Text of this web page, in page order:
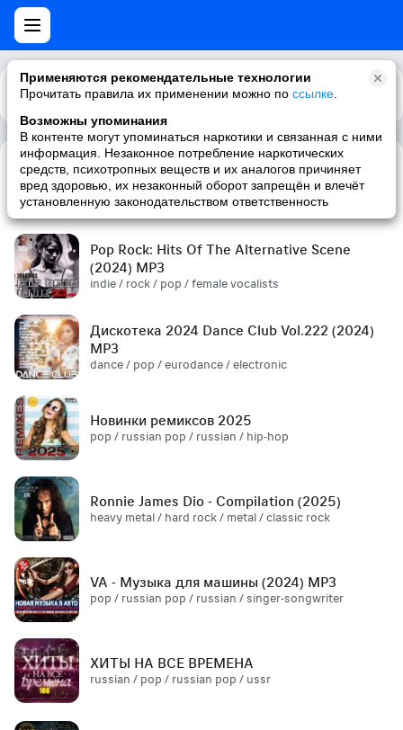
Применяются рекомендательные технологии
Прочитать правила их применении можно по ссылке
Возможны упоминания
В контенте могут упоминаться наркотики и связанная с ними
информация. Незаконное потребление наркотических
средств, психотропных веществ и их аналогов причиняет
вред здоровью, их незаконный оборот запрещён и влечёт
установленную законодательством ответственность
Каталог Рекомендации
Сборник! '90s (2024) MP3
pop / russian pop / russian / '90s
Pop Rock: Hits Of The Alternative Scene
(2024) MP3
indie / rock / pop / female vocalists
Дискотека 2024 Dance Club Vol.222 (2024)
MP3
dance / pop / eurodance / electronic
Новинки ремиксов 2025
pop / russian pop / russian / hip-hop
Ronnie James Dio - Compilation (2025)
heavy metal / hard rock / metal / classic rock
VA - Музыка для машины (2024) MP3
pop / russian pop / russian / singer-songwriter
ХИТЫ НА ВСЕ ВРЕМЕНА
russian / pop / russian pop / ussr